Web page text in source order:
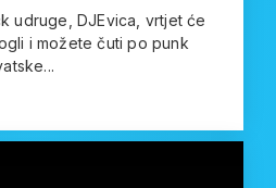
udruge, DJEvica, vrtjet će
i možete čuti po punk